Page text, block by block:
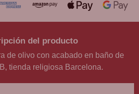
del producto
de olivo con acabado en baño de
tienda religiosa Barcelona.